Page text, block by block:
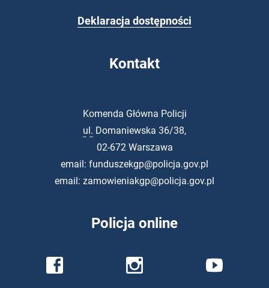
Deklaracja dostępności
Kontakt
Komenda Główna Policji
ul. Domaniewska 36/38,
02-672 Warszawa
email: funduszekgp@policja.gov.pl
email: zamowieniakgp@policja.gov.pl
Policja online